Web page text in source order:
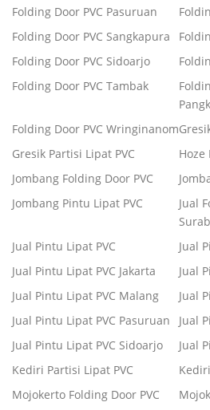
Folding Door PVC Pasuruan
Folding Door PVC Sangkapura
Folding Door PVC Sidoarjo
Folding Door PVC Tambak
Folding Door PVC Wringinanom
Gresik Partisi Lipat PVC
Hoze
Jombang Folding Door PVC
Jombang Pintu Lipat PVC
Jual
Jual Pintu Lipat PVC
Jual
Jual Pintu Lipat PVC Jakarta
Jual
Jual Pintu Lipat PVC Malang
Jual
Jual Pintu Lipat PVC Pasuruan
Jual
Jual Pintu Lipat PVC Sidoarjo
Jual
Kediri Partisi Lipat PVC
Mojokerto Folding Door PVC